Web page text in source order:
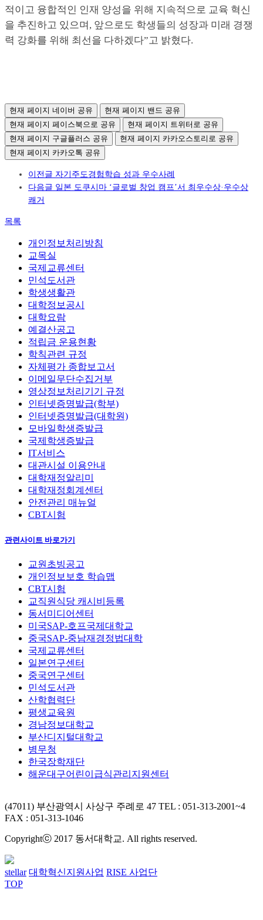
적이고 융합적인 인재 양성을 위해 지속적으로 교육 혁신
을 추진하고 있으며, 앞으로도 학생들의 성장과 미래 경쟁
력 강화를 위해 최선을 다하겠다”고 밝혔다.
현재 페이지 네이버 공유
현재 페이지 밴드 공유
현재 페이지 페이스북으로 공유
현재 페이지 트위터로 공유
현재 페이지 구글플러스 공유
현재 페이지 카카오스토리로 공유
현재 페이지 카카오톡 공유
이전글 자기주도경험학습 성과 우수사례
다음글 일본 도쿠시마 ‘글로벌 창업 캠프’서 최우수상·우수상
쾌거
목록
개인정보처리방침
교목실
국제교류센터
민석도서관
학생생활관
대학정보공시
대학요람
예결산공고
적립금 운용현황
학칙관련 규정
자체평가 종합보고서
이메일무단수집거부
영상정보처리기기 규정
인터넷증명발급(학부)
인터넷증명발급(대학원)
모바일학생증발급
국제학생증발급
IT서비스
대관시설 이용안내
대학재정알리미
대학재정회계센터
안전관리 매뉴얼
CBT시험
관련사이트 바로가기
교원초빙공고
개인정보보호 학습맵
CBT시험
교직원식당 캐시비등록
동서미디어센터
미국SAP-호프국제대학교
중국SAP-중남재경정법대학
국제교류센터
일본연구센터
중국연구센터
민석도서관
산학협력단
평생교육원
경남정보대학교
부산디지털대학교
병무청
한국장학재단
해운대구어린이급식관리지원센터
(47011) 부산광역시 사상구 주례로 47 TEL : 051-313-2001~4
FAX : 051-313-1046
Copyrightⓒ 2017 동서대학교. All rights reserved.
stellar 대학혁신지원사업 RISE 사업단
TOP